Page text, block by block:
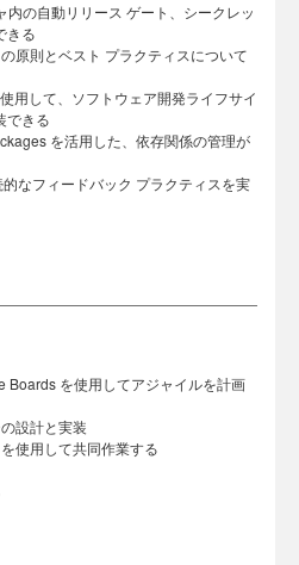
内の自動リリース ゲート、シークレッ
きる
原則とベスト プラクティスについて
用して、ソフトウェア開発ライフサイ
できる
を活用した、依存関係の管理が
なフィードバック プラクティスを実
Boards を使用してアジャイルを計画
設計と実装
使用して共同作業する